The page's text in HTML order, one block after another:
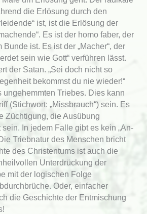
die Erlösung durch den
ist, ist die Erlösung der
Es ist der homo faber, der
ist. Es ist der „Macher“, der
sein wie Gott“ verführen lässt.
der Satan. „Sei doch nicht so
bekommst du nie wieder!“
ungehemmten Triebes. Dies kann
(Stichwort: „Missbrauch“) sein. Es
Züchtigung, die Ausübung
In jedem Falle gibt es kein „An-
Triebnatur des Menschen bricht
des Christentums ist auch die
Unterdrückung der
mit der logischen Folge
Oder, einfacher
die Geschichte der Entmischung